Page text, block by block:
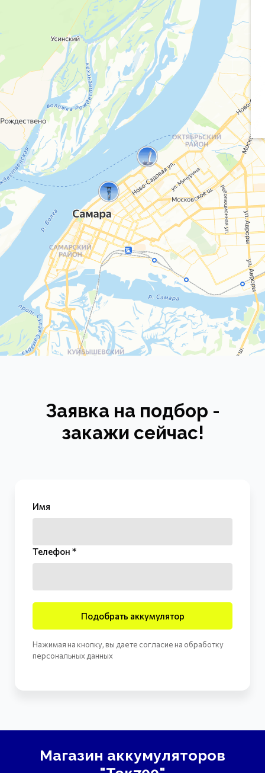
Заявка на подбор -
закажи сейчас!
Имя
Телефон *
Подобрать аккумулятор
Нажимая на кнопку, вы даете согласие на обработку
персональных данных
Магазин аккумуляторов